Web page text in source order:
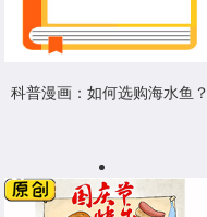
科普漫画：如何选购海水鱼？